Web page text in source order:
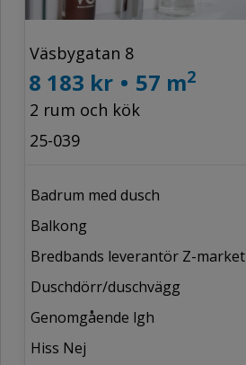
Väsbygatan 8
8 183 kr • 57 m2
2 rum och kök
25-039
Badrum med dusch
Balkong
Bredbands leverantör Z-market
Duschdörr/duschvägg
Genomgående lgh
Hiss Nej